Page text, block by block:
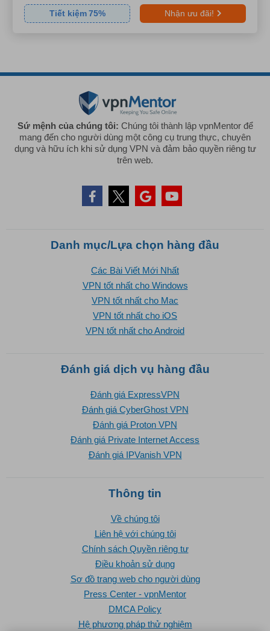
Tiết kiệm 75% Nhận ưu đãi!
Sứ mệnh của chúng tôi: Chúng tôi thành lập vpnMentor để
mang đến cho người dùng một công cụ trung thực, chuyên
dụng và hữu ích khi sử dụng VPN và đảm bảo quyền riêng tư
trên web.
Danh mục/Lựa chọn hàng đầu
Các Bài Viết Mới Nhất
VPN tốt nhất cho Windows
VPN tốt nhất cho Mac
VPN tốt nhất cho iOS
VPN tốt nhất cho Android
Đánh giá dịch vụ hàng đầu
Đánh giá ExpressVPN
Đánh giá CyberGhost VPN
Đánh giá Proton VPN
Đánh giá Private Internet Access
Đánh giá IPVanish VPN
Thông tin
Về chúng tôi
Liên hệ với chúng tôi
Chính sách Quyền riêng tư
Điều khoản sử dụng
Sơ đồ trang web cho người dùng
Press Center - vpnMentor
DMCA Policy
Hệ phương pháp thử nghiệm